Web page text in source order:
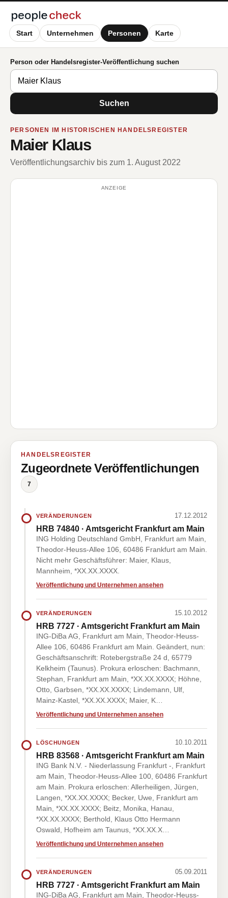
Start Unternehmen Personen Karte
Person oder Handelsregister-Veröffentlichung suchen
Suchen
PERSONEN IM HISTORISCHEN HANDELSREGISTER
Maier Klaus
Veröffentlichungsarchiv bis zum 1. August 2022
ANZEIGE
HANDELSREGISTER
Zugeordnete Veröffentlichungen
7
VERÄNDERUNGEN 17.12.2012
HRB 74840 · Amtsgericht Frankfurt am Main
ING Holding Deutschland GmbH, Frankfurt am Main,
Theodor-Heuss-Allee 106, 60486 Frankfurt am Main.
Nicht mehr Geschäftsführer: Maier, Klaus,
Mannheim, *XX.XX.XXXX.
Veröffentlichung und Unternehmen ansehen
VERÄNDERUNGEN 15.10.2012
HRB 7727 · Amtsgericht Frankfurt am Main
ING-DiBa AG, Frankfurt am Main, Theodor-Heuss-
Allee 106, 60486 Frankfurt am Main. Geändert, nun:
Geschäftsanschrift: Rotebergstraße 24 d, 65779
Kelkheim (Taunus). Prokura erloschen: Bachmann,
Stephan, Frankfurt am Main, *XX.XX.XXXX; Höhne,
Otto, Garbsen, *XX.XX.XXXX; Lindemann, Ulf,
Mainz-Kastel, *XX.XX.XXXX; Maier, K…
Veröffentlichung und Unternehmen ansehen
LÖSCHUNGEN 10.10.2011
HRB 83568 · Amtsgericht Frankfurt am Main
ING Bank N.V. - Niederlassung Frankfurt -, Frankfurt
am Main, Theodor-Heuss-Allee 100, 60486 Frankfurt
am Main. Prokura erloschen: Allerheiligen, Jürgen,
Langen, *XX.XX.XXXX; Becker, Uwe, Frankfurt am
Main, *XX.XX.XXXX; Beitz, Monika, Hanau,
*XX.XX.XXXX; Berthold, Klaus Otto Hermann
Oswald, Hofheim am Taunus, *XX.XX.X…
Veröffentlichung und Unternehmen ansehen
VERÄNDERUNGEN 05.09.2011
HRB 7727 · Amtsgericht Frankfurt am Main
ING-DiBa AG, Frankfurt am Main, Theodor-Heuss-